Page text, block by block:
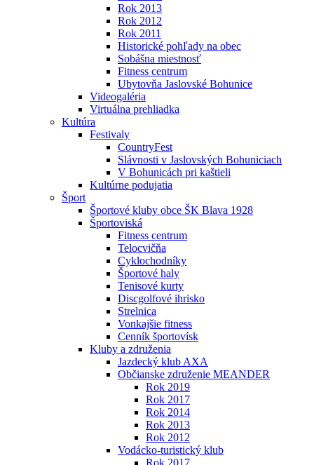
Rok 2013
Rok 2012
Rok 2011
Historické pohľady na obec
Sobášna miestnosť
Fitness centrum
Ubytovňa Jaslovské Bohunice
Videogaléria
Virtuálna prehliadka
Kultúra
Festivaly
CountryFest
Slávnosti v Jaslovských Bohuniciach
V Bohunicách pri kaštieli
Kultúrne podujatia
Šport
Športové kluby obce ŠK Blava 1928
Športoviská
Fitness centrum
Telocvičňa
Cyklochodníky
Športové haly
Tenisové kurty
Discgolfové ihrisko
Strelnica
Vonkajšie fitness
Cenník športovísk
Kluby a združenia
Jazdecký klub AXA
Občianske združenie MEANDER
Rok 2019
Rok 2017
Rok 2014
Rok 2013
Rok 2012
Vodácko-turistický klub
Rok 2017